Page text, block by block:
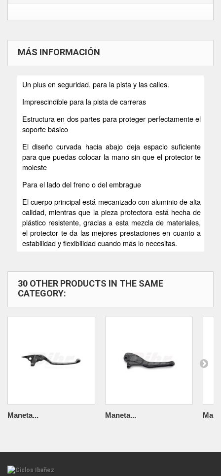
MÁS INFORMACIÓN
Un plus en seguridad, para la pista y las calles.
Imprescindible para la pista de carreras
Estructura en dos partes para proteger perfectamente el
soporte básico
El diseño curvada hacia abajo deja espacio suficiente
para que puedas colocar la mano sin que el protector te
moleste
Para el lado del freno o del embrague
El cuerpo principal está mecanizado con aluminio de alta
calidad, mientras que la pieza protectora está hecha de
plástico resistente, gracias a esta mezcla de materiales,
el protector te da las mejores prestaciones en cuanto a
estabilidad y ﬂexibilidad cuando más lo necesitas.
30 OTHER PRODUCTS IN THE SAME
CATEGORY:
Maneta... Maneta...